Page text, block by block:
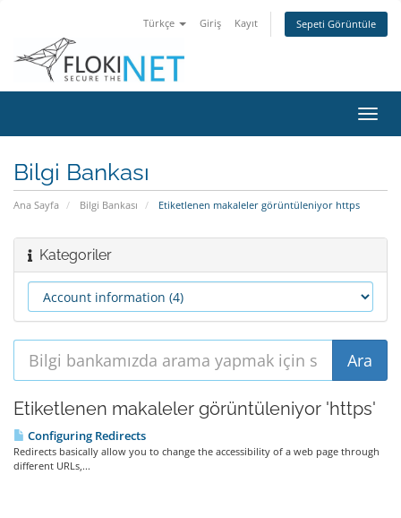
Türkçe Giriş Kayıt Sepeti Görüntüle
Bilgi Bankası
Ana Sayfa Bilgi Bankası Etiketlenen makaleler görüntüleniyor https
Kategoriler
Etiketlenen makaleler görüntüleniyor 'https'
Configuring Redirects
Redirects basically allow you to change the accessibility of a web page through
different URLs,...